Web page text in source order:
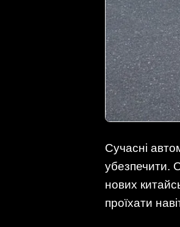
Сучасні
убезпечити.
нових
проїхати